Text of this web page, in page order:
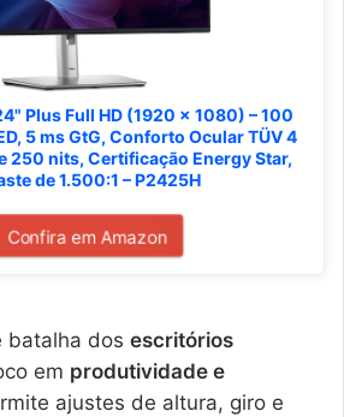
Plus Full HD (1920 x 1080) – 100
5 ms GtG, Conforto Ocular TÜV 4
250 nits, Certificação Energy Star,
de 1.500:1 – P2425H
Confira em Amazon
batalha dos escritórios
em produtividade e
ajustes de altura, giro e